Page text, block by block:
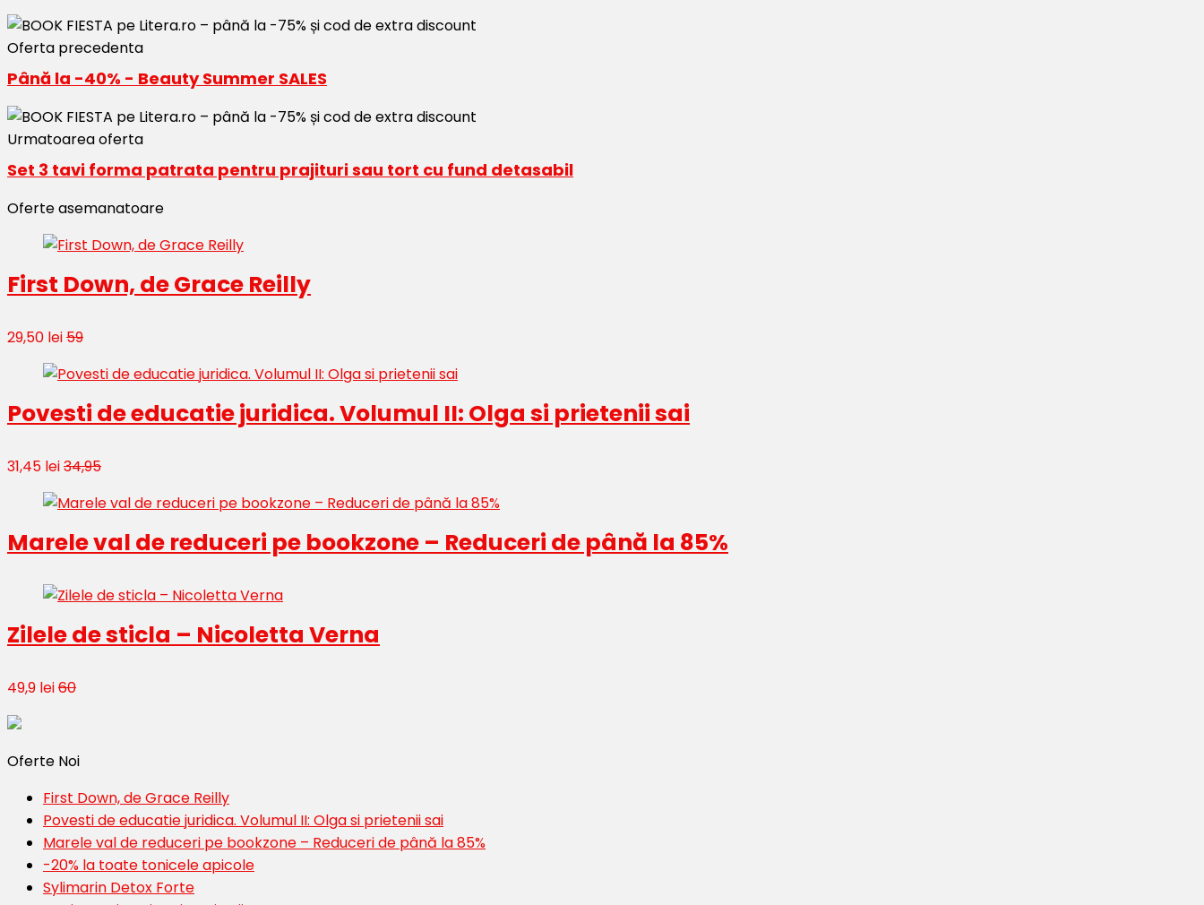
Oferta precedenta
Până la -40% - Beauty Summer SALES
Urmatoarea oferta
Set 3 tavi forma patrata pentru prajituri sau tort cu fund detasabil
Oferte asemanatoare
First Down, de Grace Reilly
29,50 lei59
Povesti de educatie juridica. Volumul II: Olga si prietenii sai
31,45 lei34,95
Marele val de reduceri pe bookzone – Reduceri de până la 85%
Zilele de sticla – Nicoletta Verna
49,9 lei60
Oferte Noi
First Down, de Grace Reilly
Povesti de educatie juridica. Volumul II: Olga si prietenii sai
Marele val de reduceri pe bookzone – Reduceri de până la 85%
-20% la toate tonicele apicole
Sylimarin Detox Forte